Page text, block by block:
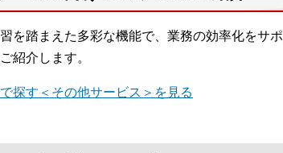
を踏まえた多彩な機能で、業務の効率化をサ
紹介します。
探す＜その他サービス＞を見る